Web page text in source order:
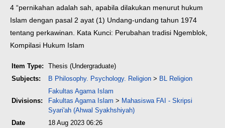
4 “pernikahan adalah sah, apabila dilakukan menurut hukum
Islam dengan pasal 2 ayat (1) Undang-undang tahun 1974
tentang perkawinan. Kata Kunci: Perubahan tradisi Ngemblok,
Kompilasi Hukum Islam
Item Type:
Thesis (Undergraduate)
Subjects:
B Philosophy. Psychology. Religion > BL Religion
Divisions:
Fakultas Agama Islam
Fakultas Agama Islam > Mahasiswa FAI - Skripsi
Syari'ah (Ahwal Syakhshiyah)
Date
18 Aug 2023 06:26